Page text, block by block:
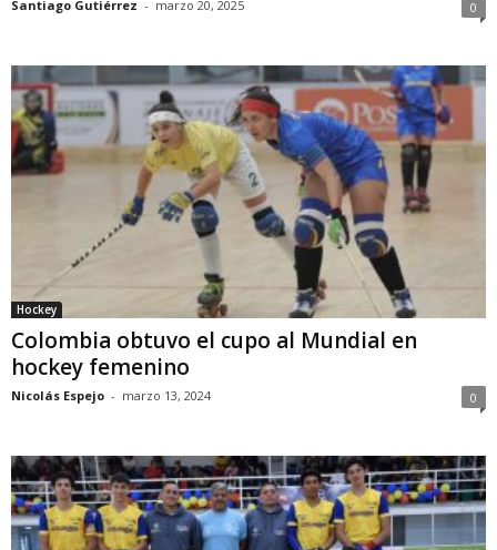
Santiago Gutiérrez - marzo 20, 2025 0
Hockey
Colombia obtuvo el cupo al Mundial en
hockey femenino
Nicolás Espejo - marzo 13, 2024 0